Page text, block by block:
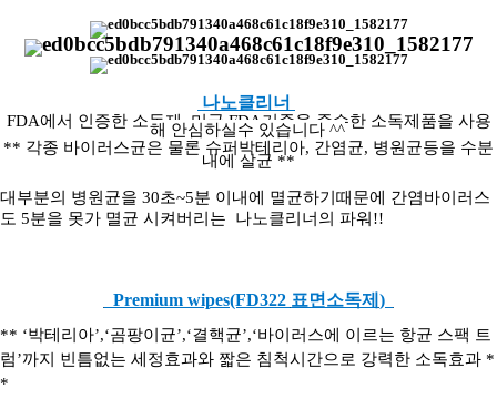
나노클리너
FDA에서 인증한 소독제, 미국 FDA기준을 준수한 소독제품을 사용
해 안심하실수 있습니다 ^^
** 각종 바이러스균은 물론 슈퍼박테리아, 간염균, 병원균등을 수분
내에 살균 **
대부분의 병원균을 30초~5분 이내에 멸균하기때문에 간염바이러스
도 5분을 못가 멸균 시켜버리는 나노클리너의 파워 !!
Premium wipes(FD322 표면소독제 )
** ‘박테리아’,‘곰팡이균’,‘결핵균’,‘바이러스에 이르는 항균 스팩 트
럼’까지 빈틈없는 세정효과와 짧은 침척시간으로 강력한 소독효과 *
*